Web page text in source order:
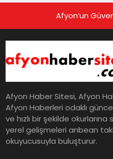
Afyon’un
Afyon Haber Sitesi, Afyon
Afyon Haberleri odaklı
ve hızlı bir şekilde
yerel gelişmeleri anbean
okuyucusuyla buluşturur.